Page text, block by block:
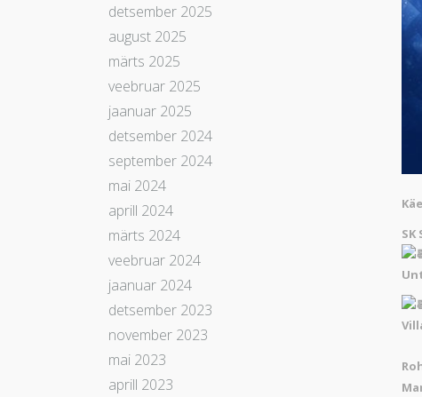
detsember 2025
august 2025
märts 2025
veebruar 2025
jaanuar 2025
detsember 2024
september 2024
mai 2024
aprill 2024
märts 2024
veebruar 2024
jaanuar 2024
detsember 2023
november 2023
mai 2023
aprill 2023